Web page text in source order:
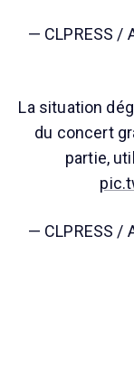
— CLPRESS /
La situation
du concert
partie,
— CLPRESS /